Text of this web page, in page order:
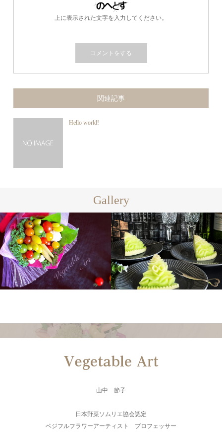
上に表示された文字を入力してください。
関連記事
Hello world!
Gallery
山中 節子
日本野菜ソムリエ協会認定
ベジフルフラワーアーティスト プロフェッサー